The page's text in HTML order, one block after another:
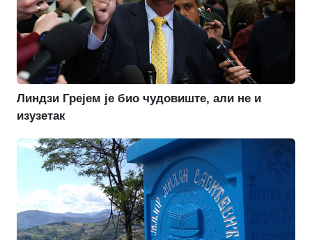
Линдзи Грејем је био чудовиште, али не и
изузетак